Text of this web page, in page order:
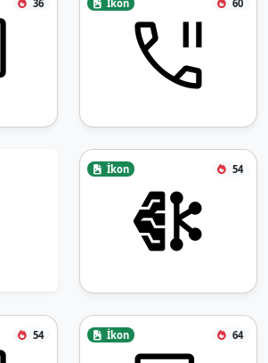
36 İkon 60
İkon 54
54 İkon 64